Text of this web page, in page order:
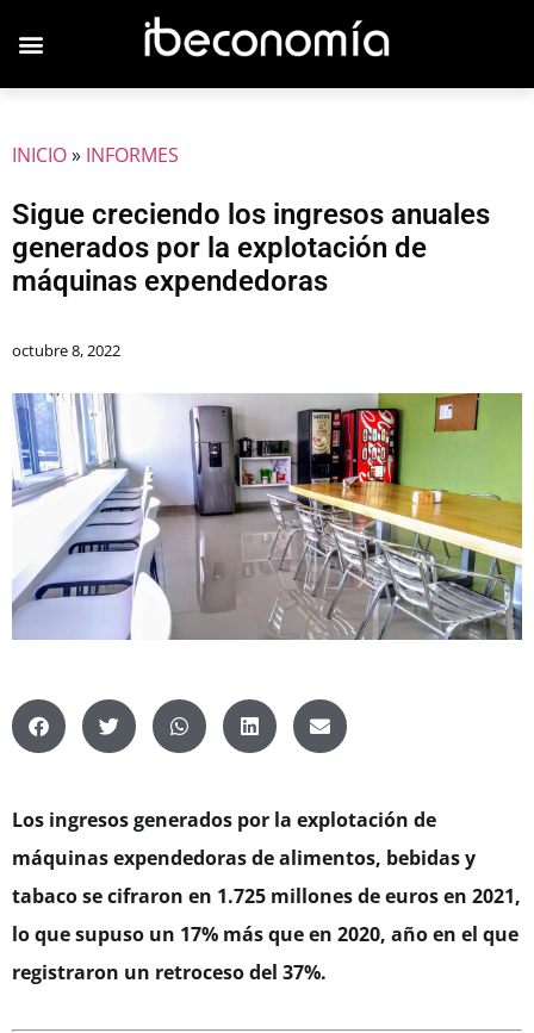
INICIO» INFORMES
Sigue creciendo los ingresos anuales
generados por la explotación de
máquinas expendedoras
octubre 8, 2022
Los ingresos generados por la explotación de
máquinas expendedoras de alimentos, bebidas y
tabaco se cifraron en 1.725 millones de euros en 2021,
lo que supuso un 17% más que en 2020, año en el que
registraron un retroceso del 37%.